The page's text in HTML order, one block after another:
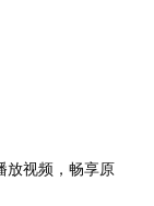
放视频，畅享原